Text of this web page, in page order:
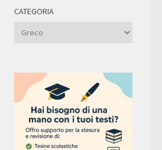
CATEGORIA
Categoria